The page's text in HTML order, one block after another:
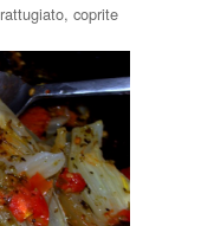
coprite